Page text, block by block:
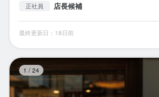
正社員 店長候補
最終更新日：18日前
1 / 24